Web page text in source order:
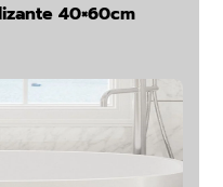
40×60cm